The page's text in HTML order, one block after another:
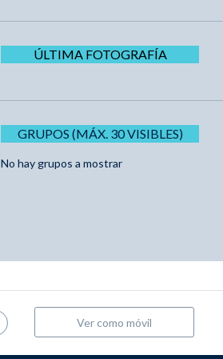
ÚLTIMA FOTOGRAFÍA
GRUPOS (MÁX. 30 VISIBLES)
No hay grupos a mostrar